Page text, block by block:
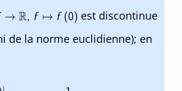
est discontinue
de la norme euclidienne); en